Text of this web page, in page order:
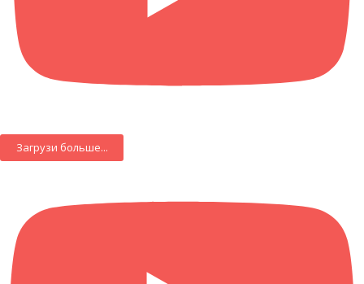
Загрузи больше...